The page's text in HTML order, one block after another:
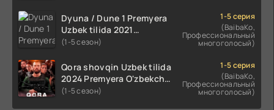
Dyuna / Dune 1 Premyera
Uzbek tilida 2021
O'zbekcha tarjima kino HD
(1-5 сезон)
1-5 серия
(BaibaKo,
Профессиональный
многоголосый)
Qora shovqin Uzbek tilida
2024 Premyera O'zbekcha
tarjima kino HD skachat
(1-5 сезон)
1-5 серия
(BaibaKo,
Профессиональный
многоголосый)